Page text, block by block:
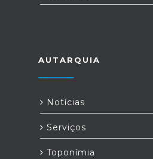
AUTARQUIA
Notícias
Serviços
Toponímia